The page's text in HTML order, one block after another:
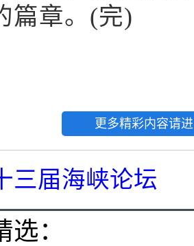
篇章。(完)
更多精彩内容请
三届海峡论坛
：